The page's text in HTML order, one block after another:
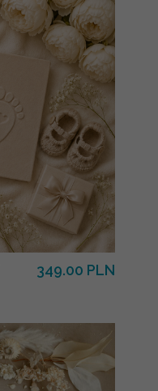
349.00 PLN